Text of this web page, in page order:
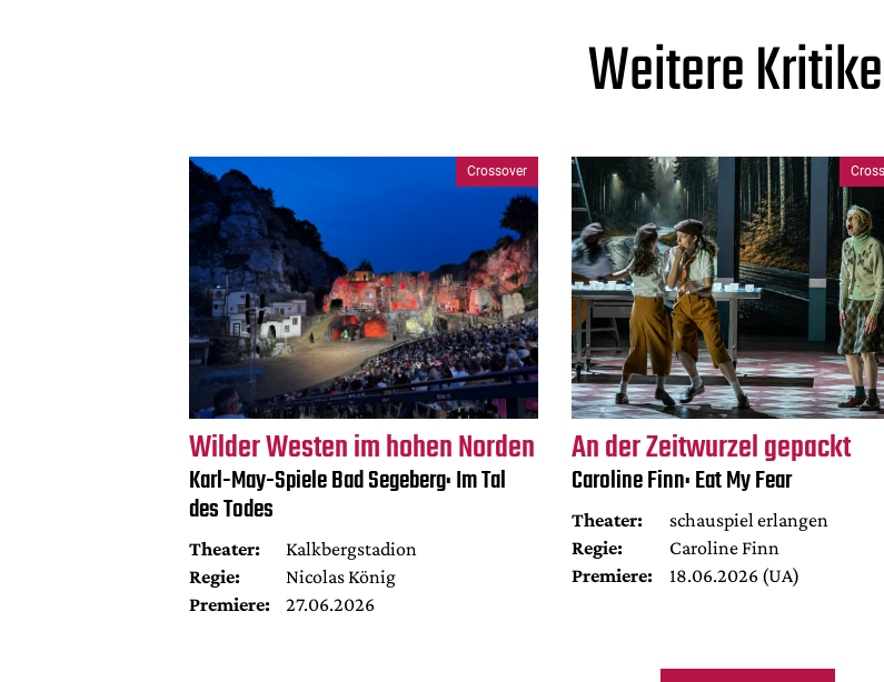
Weitere
Crossover
Wilder Westen im hohen Norden
Karl-May-Spiele Bad Segeberg: Im Tal
des Todes
Theater:
Kalkbergstadion
Regie:
Nicolas König
Premiere:
27.06.2026
An der Zeitwurzel gepackt
Caroline Finn: Eat My Fear
Theater:
schauspiel erlangen
Regie:
Caroline Finn
Premiere:
18.06.2026 (UA)